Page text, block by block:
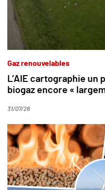
Gaz renouvelables
L’AIE cartographie un
biogaz encore «
31/07/26